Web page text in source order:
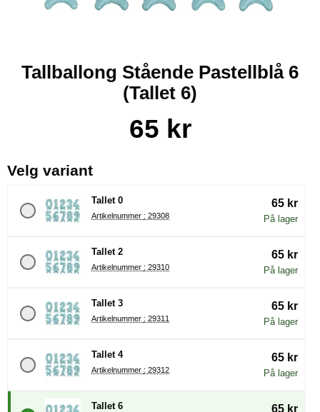
Tallballong Stående Pastellblå 6
(Tallet 6)
Handle dette produktet, Tallballong Stående Pastellblå 6
pris
65 kr
Velg variant, (å velge en ny radioknapp vil
Tallet 0
Artikelnummer : 29308
65 kr
På lager
Tallet 2
Artikelnummer : 29310
65 kr
På lager
Tallet 3
Artikelnummer : 29311
65 kr
På lager
Tallet 4
Artikelnummer : 29312
65 kr
På lager
Tallet 6 65 kr